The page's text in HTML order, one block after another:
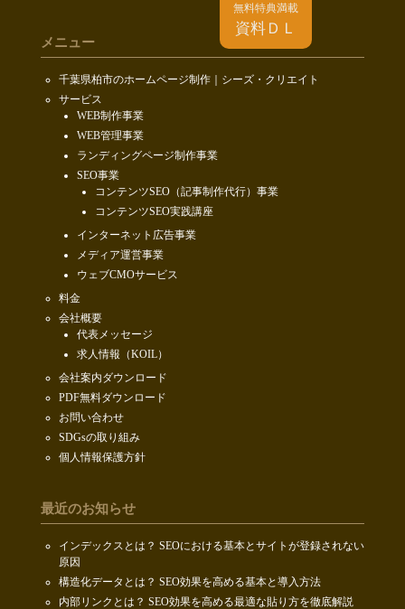
無料特典満載
資料ＤＬ
メニュー
千葉県柏市のホームページ制作｜シーズ・クリエイト
サービス
WEB制作事業
WEB管理事業
ランディングページ制作事業
SEO事業
コンテンツSEO（記事制作代行）事業
コンテンツSEO実践講座
インターネット広告事業
メディア運営事業
ウェブCMOサービス
料金
会社概要
代表メッセージ
求人情報（KOIL）
会社案内ダウンロード
PDF無料ダウンロード
お問い合わせ
SDGsの取り組み
個人情報保護方針
最近のお知らせ
インデックスとは？ SEOにおける基本とサイトが登録されない
原因
構造化データとは？ SEO効果を高める基本と導入方法
内部リンクとは？ SEO効果を高める最適な貼り方を徹底解説